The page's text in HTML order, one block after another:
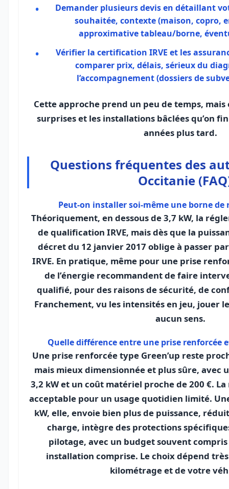
Demander plusieurs devisen détaillant
souhaitée, contexte (maison, copro,
approximative tableau/borne,
Vérifier la certification IRVE et les
comparer prix, délais, sérieux du
l’accompagnement (dossiers de
Cette approche prend un peu de temps, mais
surprises et les installations bâclées qu’on
années plus tard.
Questions fréquentes des
Occitanie
Peut-on installer soi-même une borne de
Théoriquement, en dessous de 3,7 kW, la
de qualification IRVE, mais dès que la
décret du 12 janvier 2017 oblige à passer
IRVE. En pratique, même pour une prise
de l’énergie recommandent de faire
qualifié, pour des raisons de sécurité, de
Franchement, vu les intensités en jeu, jouer
aucun sens.
Quelle différence entre une prise renforcée
Une prise renforcée type Green’up reste
mais mieux dimensionnée et plus sûre, avec
3,2 kW et un coût matériel proche de 200 €.
acceptable pour un usage quotidien limité.
kW, elle, envoie bien plus de puissance,
charge, intègre des protections
pilotage, avec un budget souvent compris
installation comprise. Le choix dépend
kilométrage et de votre